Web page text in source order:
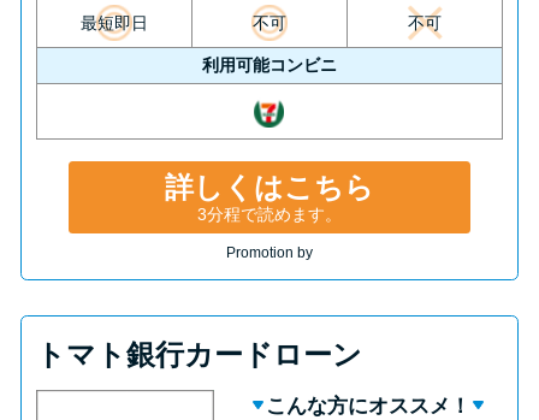
最短即日 不可 不可
利用可能コンビニ
詳しくはこちら
3分程で読めます。
Promotion by
トマト銀行カードローン
こんな方にオススメ！